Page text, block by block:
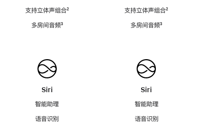
支持立体声组合脚
²
多房间音频脚
³
Siri
智能助理
语音识别
支持立体声组合脚
²
多房间音频脚
³
Siri
智能助理
语音识别